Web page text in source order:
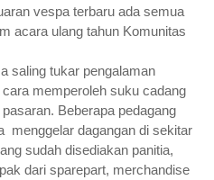
vespa terbaru ada semua
acara ulang tahun Komunitas
saling tukar pengalaman
memperoleh suku cadang
Beberapa pedagang
menggelar dagangan di sekitar
sudah disediakan panitia,
dari sparepart, merchandise